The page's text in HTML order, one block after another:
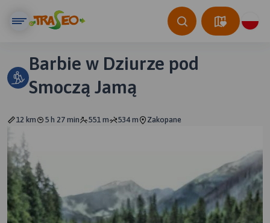
Barbie w Dziurze pod
Smoczą Jamą
12 km 5 h 27 min 551 m 534 m Zakopane